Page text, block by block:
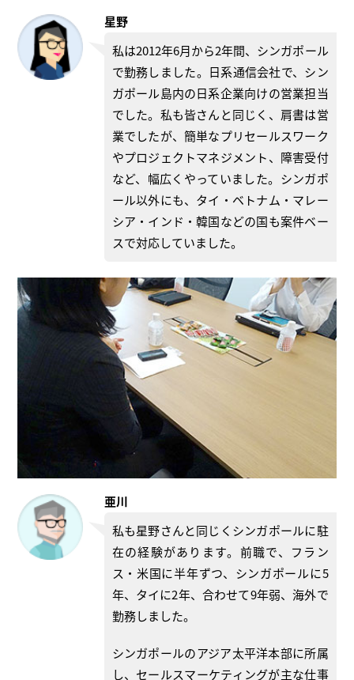
星野
私は2012年6月から2年間、シンガポール
で勤務しました。日系通信会社で、シン
ガポール島内の日系企業向けの営業担当
でした。私も皆さんと同じく、肩書は営
業でしたが、簡単なプリセールスワーク
やプロジェクトマネジメント、障害受付
など、幅広くやっていました。シンガポ
ール以外にも、タイ・ベトナム・マレー
シア・インド・韓国などの国も案件ベー
スで対応していました。
亜川
私も星野さんと同じくシンガポールに駐
在の経験があります。前職で、フラン
ス・米国に半年ずつ、シンガポールに5
年、タイに2年、合わせて9年弱、海外で
勤務しました。
シンガポールのアジア太平洋本部に所属
し、セールスマーケティングが主な仕事